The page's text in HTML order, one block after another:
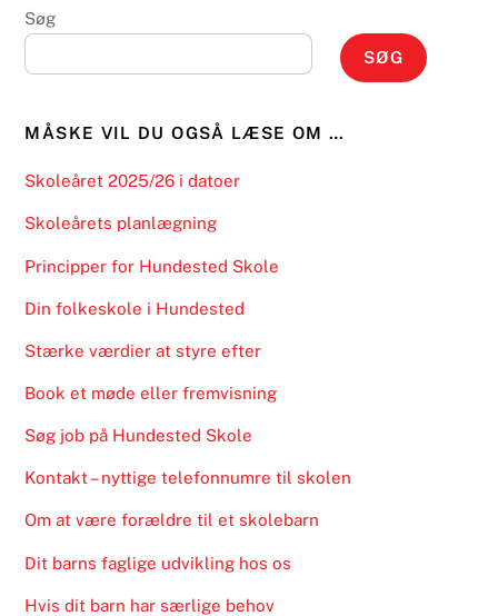
Søg
SØG
MÅSKE VIL DU OGSÅ LÆSE OM …
Skoleåret 2025/26 i datoer
Skoleårets planlægning
Principper for Hundested Skole
Din folkeskole i Hundested
Stærke værdier at styre efter
Book et møde eller fremvisning
Søg job på Hundested Skole
Kontakt – nyttige telefonnumre til skolen
Om at være forældre til et skolebarn
Dit barns faglige udvikling hos os
Hvis dit barn har særlige behov